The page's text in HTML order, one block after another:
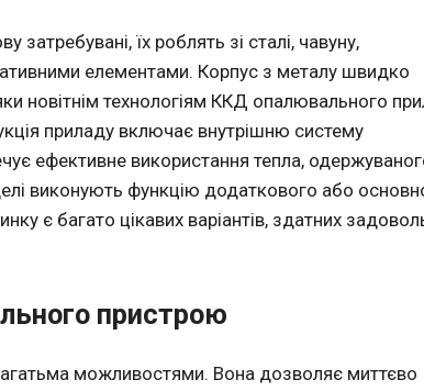
затребувані, їх роблять зі сталі, чавуну,
елементами. Корпус з металу швидко
новітнім технологіям ККД опалювального
приладу включає внутрішню систему
ефективне використання тепла,
виконують функцію додаткового або
є багато цікавих варіантів, здатних
пристрою
можливостями. Вона дозволяє миттєво